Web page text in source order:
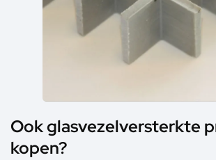
Ook glasvezelversterkte
kopen?